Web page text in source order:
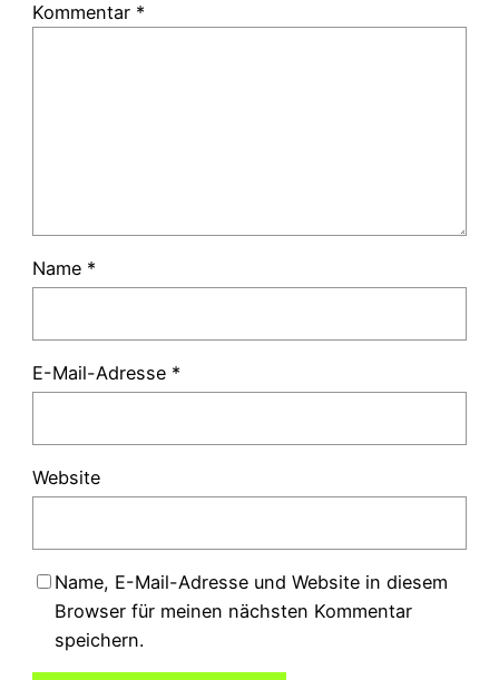
Kommentar *
Name *
E-Mail-Adresse *
Website
Name, E-Mail-Adresse und Website in diesem
Browser für meinen nächsten Kommentar
speichern.